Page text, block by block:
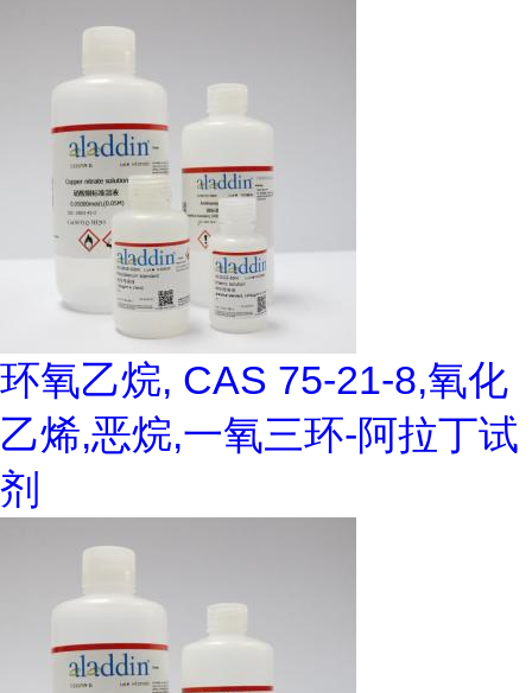
环氧乙烷, CAS 75-21-8,氧化
乙烯,恶烷,一氧三环-阿拉丁试
剂